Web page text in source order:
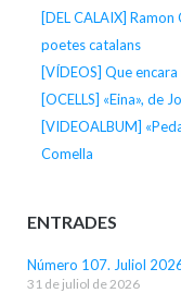
[DEL CALAIX]
poetes catalans
[VÍDEOS] Que
[OCELLS] «Eina», de
[VIDEOALBUM]
Comella
ENTRADES
Número 107. Juliol
31 de juliol de 2026